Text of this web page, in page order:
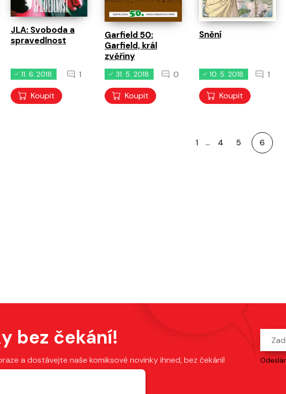
JLA: Svoboda a
spravedlnost
11. 6. 2018
1
Koupit
Garfield 50:
Garfield, král
zvěřiny
31. 5. 2018
0
Koupit
Snění
10. 5. 2018
1
Koupit
1 … 4 5 6
bez čekání!
a dostávejte naše komiksové novinky ihned, bez čekání!
e-mail.